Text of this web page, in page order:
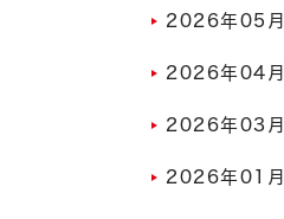
2026年05月
2026年04月
2026年03月
2026年01月